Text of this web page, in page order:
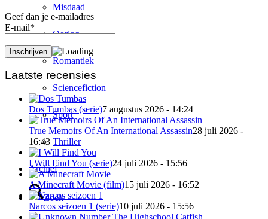
Misdaad
Oorlog
Romantiek
Sciencefiction
Sport
Thriller
Archief
Zoek
Geef dan je e-mailadres
E-mail*
Laatste recensies
Dos Tumbas (serie)7 augustus 2026 - 14:24
True Memoirs Of An International Assassin28 juli 2026 -
16:43
I Will Find You (serie)24 juli 2026 - 15:56
A Minecraft Movie (film)15 juli 2026 - 16:52
Narcos seizoen 1 (serie)10 juli 2026 - 15:56